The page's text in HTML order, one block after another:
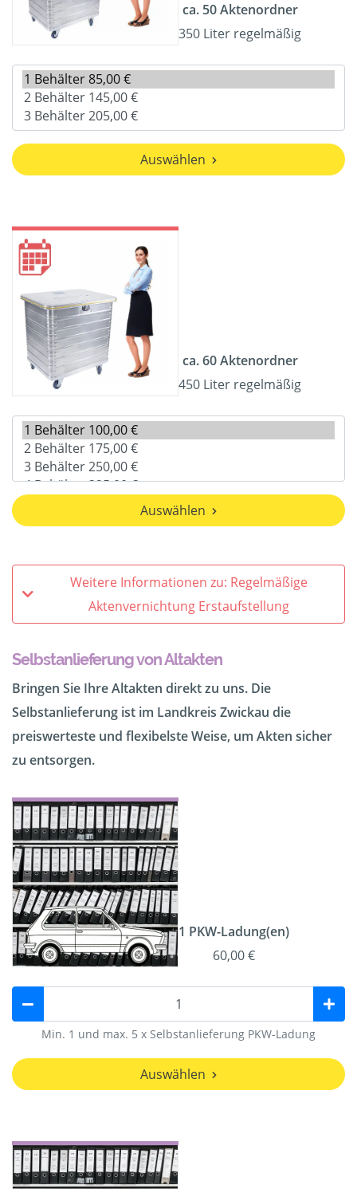
ca. 50 Aktenordner
350 Liter regelmäßig
Auswählen
ca. 60 Aktenordner
450 Liter regelmäßig
Auswählen
Weitere Informationen zu: Regelmäßige
Aktenvernichtung Erstaufstellung
Selbstanlieferung von Altakten
Bringen Sie Ihre Altakten direkt zu uns. Die
Selbstanlieferung ist im Landkreis Zwickau die
preiswerteste und flexibelste Weise, um Akten sicher
zu entsorgen.
1 PKW-Ladung(en)
60,00 €
Min. 1 und max. 5 x Selbstanlieferung PKW-Ladung
Auswählen